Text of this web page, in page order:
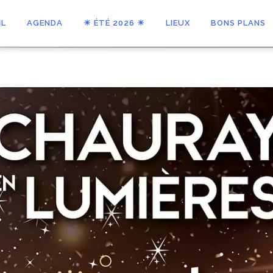
AGENDA ☀ ÉTÉ 2026 ☀ LIEUX BONS PLANS